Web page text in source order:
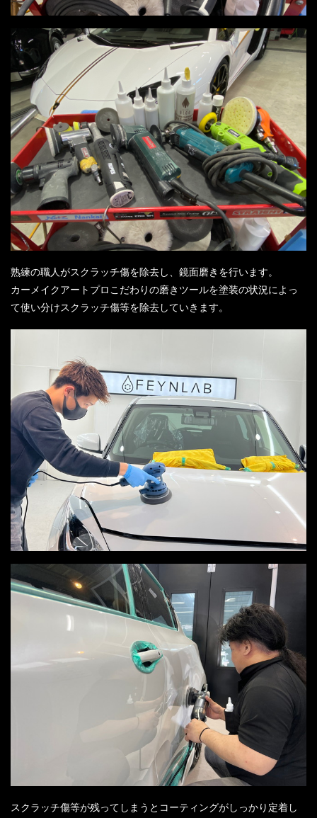
熟練の職人がスクラッチ傷を除去し、鏡面磨きを行います。
カーメイクアートプロこだわりの磨きツールを塗装の状況によっ
て使い分けスクラッチ傷等を除去していきます。
スクラッチ傷等が残ってしまうとコーティングがしっかり定着し